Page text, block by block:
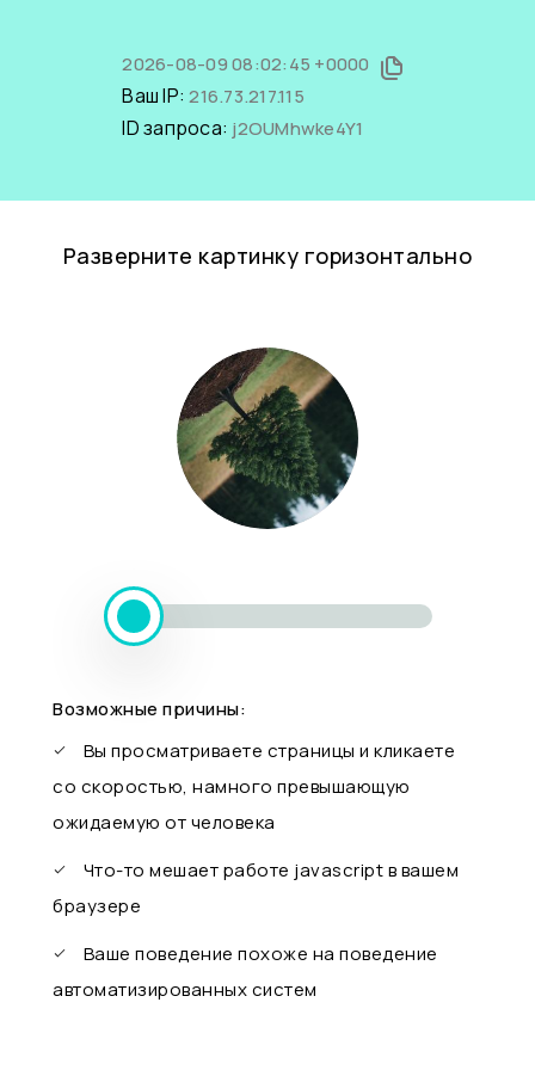
2026-08-09 08:02:45 +0000
Ваш IP:216.73.217.115
ID запроса: j2OUMhwke4Y1
Разверните картинку горизонтально
Возможные причины:
Вы просматриваете страницы и кликаете
со скоростью, намного превышающую
ожидаемую от человека
Что-то мешает работе javascript в вашем
браузере
Ваше поведение похоже на поведение
автоматизированных систем